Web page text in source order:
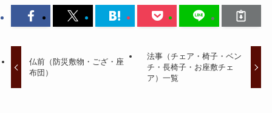
仏前（防災敷物・ござ・座
布団）
法事（チェア・椅子・ベン
チ・長椅子・お座敷チェ
ア）一覧